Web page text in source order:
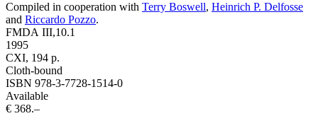
Compiled in cooperation with Terry Boswell, Heinrich P. Delfosse
and Riccardo Pozzo.
FMDA III,10.1
1995
CXI, 194 p.
Cloth-bound
ISBN 978-3-7728-1514-0
Available
€ 368.–